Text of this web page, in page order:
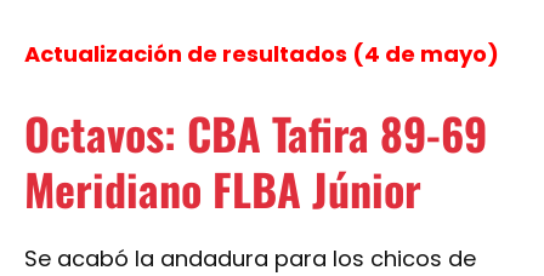
Actualización de resultados (4 de mayo)
Octavos: CBA Tafira 89-69
Meridiano FLBA Júnior
Se acabó la andadura para los chicos de